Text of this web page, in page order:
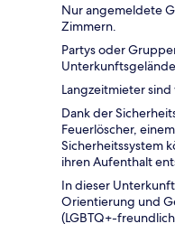
Nur angemeldete
Zimmern.
Partys oder
Langzeitmieter
Dank der
Feuerlöscher,
Sicherheitssystem
ihren Aufenthalt
In dieser
Orientierung und
(LGBTQ+-